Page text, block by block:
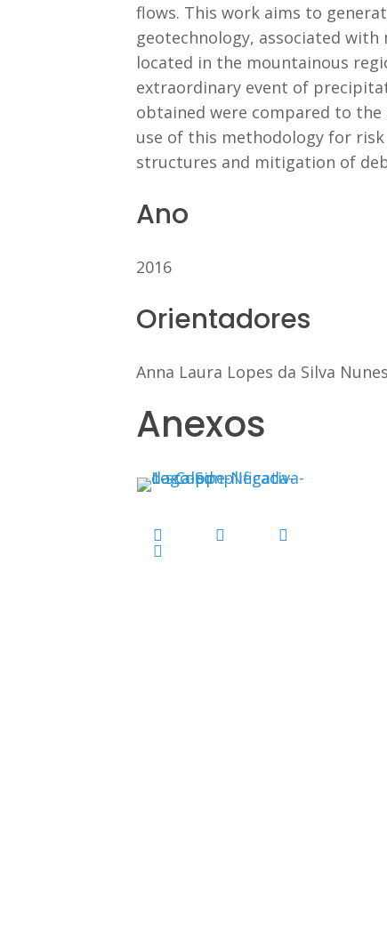
flows. This work aims to
geotechnology, associated
located in the mountainous
extraordinary event of
obtained were compared to
use of this methodology for
structures and mitigation of
Ano
2016
Orientadores
Anna Laura Lopes da Silva Nunes
Anexos